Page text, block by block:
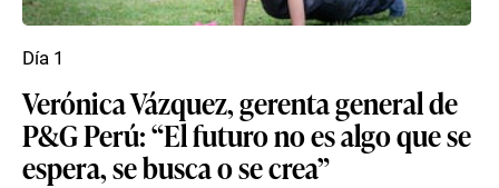
Verónica Vázquez, gerenta general de
P&G Perú: “El futuro no es algo que se
espera, se busca o se crea”
Día 1